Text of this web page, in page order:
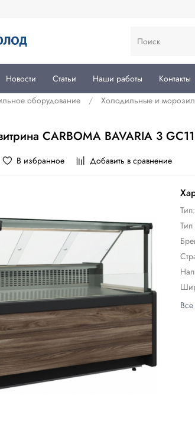
Новости Статьи Наши работы Контакты
оборудование Холодильные и
CARBOMA BAVARIA 3
В избранное Добавить в сравнение
Тип:
Тип
Все